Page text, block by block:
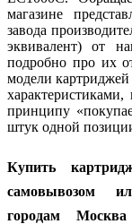
магазине
завода
эквивалент) от
подробно про их
модели
характеристиками,
принципу
штук одной
Купить
самовывозом
городам